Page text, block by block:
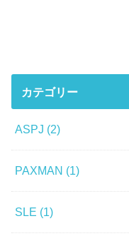
カテゴリー
ASPJ (2)
PAXMAN (1)
SLE (1)